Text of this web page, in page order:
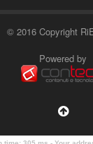
© 2016 Copyright
Powered by